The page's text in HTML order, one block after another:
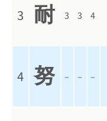
3 耐 3 3 4
4 努 – – –